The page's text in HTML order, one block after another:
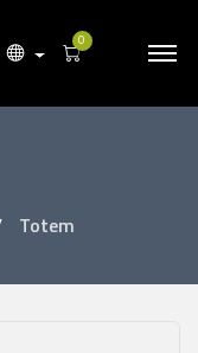
0
Totem